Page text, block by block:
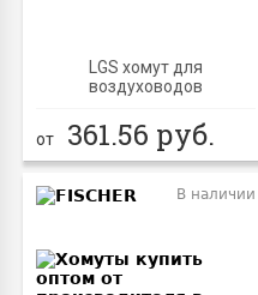
LGS хомут для
воздуховодов
от 361.56 руб.
В наличии